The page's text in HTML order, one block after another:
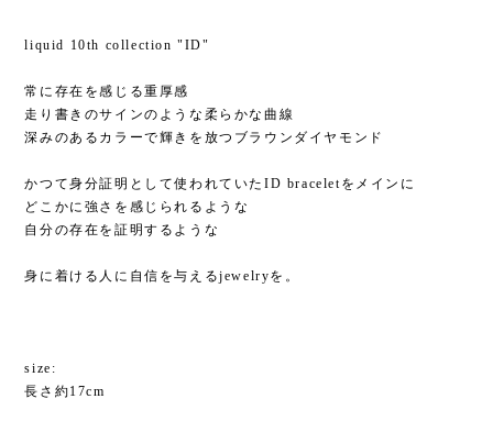
liquid 10th collection "ID"
常に存在を感じる重厚感
走り書きのサインのような柔らかな曲線
深みのあるカラーで輝きを放つブラウンダイヤモンド
かつて身分証明として使われていたID braceletをメインに
どこかに強さを感じられるような
自分の存在を証明するような
身に着ける人に自信を与えるjewelryを。
size:
長さ約17cm